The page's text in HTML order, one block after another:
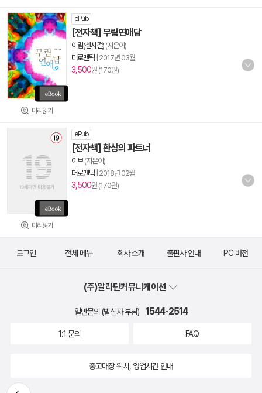
미리읽기
ePub
[전자책] 무림연애담
이림(첼시걸) (지은이)
더로맨틱 2017년 03월
3,500원 (170원)
미리읽기
ePub
[전자책] 환상의 파트너
이브(지은이)
더로맨틱 2018년 02월
3,500원 (170원)
뒤로가
로그인 전체 메뉴 회사 소개 출판사 안내 PC 버전
(주)알라딘커뮤니케이션
일반문의 (발신자 부담) 1544-2514
1:1 문의 FAQ
중고매장 위치, 영업시간 안내